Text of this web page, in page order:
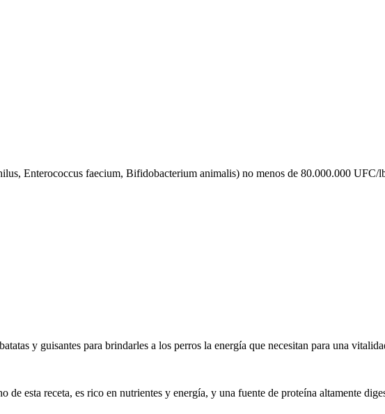
Enterococcus faecium, Bifidobacterium animalis) no menos de 80.000.000 UFC/
y guisantes para brindarles a los perros la energía que necesitan para una
esta receta, es rico en nutrientes y energía, y una fuente de proteína altamente